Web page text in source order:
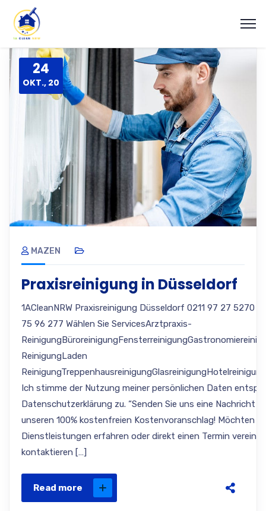
24
OKT., 20
MAZEN
Praxisreinigung in Düsseldorf
1ACleanNRW Praxisreinigung Düsseldorf 0211 97 27 5270
75 96 277 Wählen Sie ServicesArztpraxis-
ReinigungLaden
Ich stimme der Nutzung meiner persönlichen Daten
Datenschutzerklärung zu. “Senden Sie uns eine Nachricht
unseren 100% kostenfreien Kostenvoranschlag! Möchten
Dienstleistungen erfahren oder direkt einen Termin
kontaktieren […]
Read more